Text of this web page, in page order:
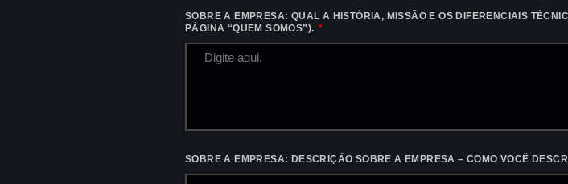
SOBRE A EMPRESA: QUAL A HISTÓRIA, MISSÃO E OS DIFERENCIAIS
PÁGINA “QUEM SOMOS”).
SOBRE A EMPRESA: DESCRIÇÃO SOBRE A EMPRESA – COMO VOCÊ